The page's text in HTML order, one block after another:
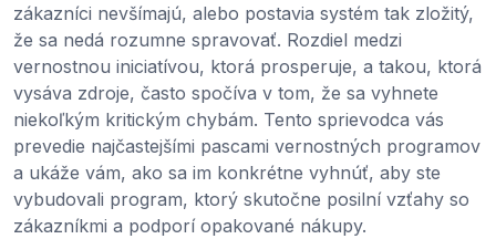
zákazníci nevšímajú, alebo postavia systém tak zložitý,
že sa nedá rozumne spravovať. Rozdiel medzi
vernostnou iniciatívou, ktorá prosperuje, a takou, ktorá
vysáva zdroje, často spočíva v tom, že sa vyhnete
niekoľkým kritickým chybám. Tento sprievodca vás
prevedie najčastejšími pascami vernostných programov
a ukáže vám, ako sa im konkrétne vyhnúť, aby ste
vybudovali program, ktorý skutočne posilní vzťahy so
zákazníkmi a podporí opakované nákupy.